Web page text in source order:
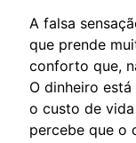
A falsa
que prende
conforto que,
O dinheiro
o custo de
percebe que o